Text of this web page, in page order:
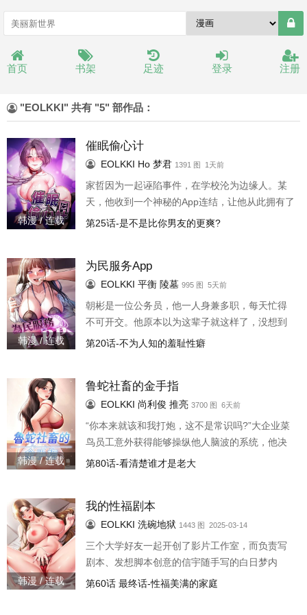
首页 书架 足迹 登录 注册
"EOLKKI" 共有 "5" 部作品：
韩漫 / 连载
催眠偷心计
EOLKKI Ho 梦君 1391 图 1天前
家哲因为一起诬陷事件，在学校沦为边缘人。某
天，他收到一个神秘的App连结，让他从此拥有了
催眠他人的能力，他决定要拿来报复那些轻视他
第25话-是不是比你男友的更爽?
韩漫 / 连载
为民服务App
EOLKKI 平衡 陵墓 995 图 5天前
朝彬是一位公务员，他一人身兼多职，每天忙得
不可开交。他原本以为这辈子就这样了，没想到
一场意外让他险些丧命，却也让他得到了一款超
第20话-不为人知的羞耻性癖
韩漫 / 连载
鲁蛇社畜的金手指
EOLKKI 尚利俊 推亮 3700 图 6天前
“你本来就该和我打炮，这不是常识吗?”大企业菜
鸟员工意外获得能够操纵他人脑波的系统，他决
定使用这个能力替自己过往所受的委屈讨回公道!
第80话-看清楚谁才是老大
韩漫 / 连载
我的性福剧本
EOLKKI 洗碗地狱 1443 图 2025-03-14
三个大学好友一起开创了影片工作室，而负责写
剧本、发想脚本创意的信宇随手写的白日梦内
容，竟然在一夕之间应验到现实生活中!「暗恋七
第60话 最终话-性福美满的家庭